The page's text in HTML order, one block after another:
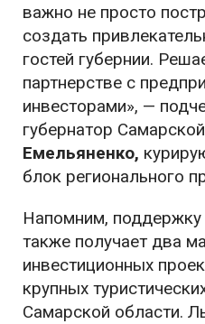
важно не просто
создать
гостей губернии.
партнерстве с
инвесторами», —
губернатор
Емельяненко,
блок регионального
Напомним,
также получает два
инвестиционных
крупных
Самарской области.